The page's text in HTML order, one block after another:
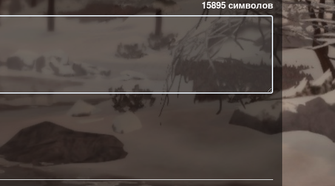
15895символов